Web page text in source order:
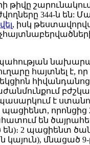
թիվը շարունակում
344-ն են:
, իսկ
հայտնել է, որ
է
պացիենտ, որոնցից
են
2 պացիենտ
մնացած 9-